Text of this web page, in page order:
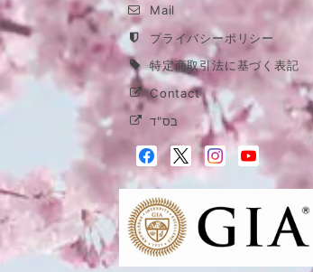
Mail
プライバシーポリシー
特定商取引法に基づく表記
Contact
בס"ד